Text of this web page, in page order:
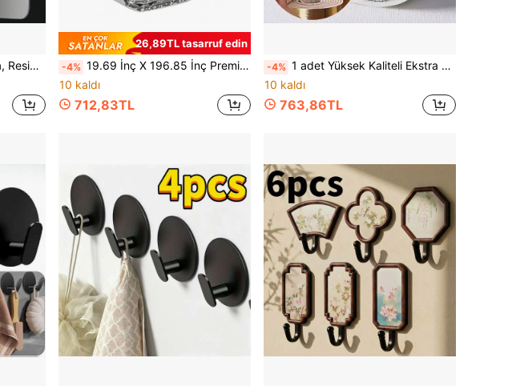
Kolayca Taşınabilir, Pürüzsüz ve Temiz Yüzey, Paslanmaya Dayanıklı ve Dayanıklı, Modern Ev İçin İdeal Hediye
26,89TL tasarruf edin
-4% 19.69 İnç X 196.85 İnç Premium Çift Katmanlı Yansıtıcı Balon Yalıtım Levhası - Alev Geciktirici, Yaz Sıcaklığı Yalıtımı, Pencere Yalıtımı, Karavan Pencere Yalıtımı, Isı Yansıtıcı, Kolay Kurulum, Dayanıklı, Hava Koşullarına Dayanıklı Yalıtım Çözümü
10 kaldı
712,83TL
-4% 1 adet Yüksek Kaliteli Ekstra Kalın Isı Yalıtımlı ve Darbeye Dayanıklı Duvar Etiketi, 5 mm Kalınlığında - Ekstra Kalın İç Mekan Isı Yalıtımlı ve Soğuğa Dayanıklı Duvar Etiketi, İç Mekan Duvar Isı Yalıtım Levhası, Ses Yalıtımlı ve Darbeye Dayanıklı Duvar Kağıdı, Kendinden Yapışkanlı Nem Geçirmez Duvar Etiketi
10 kaldı
763,86TL